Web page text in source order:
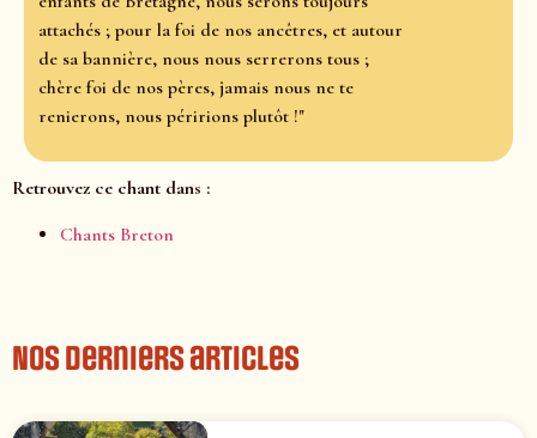
attachés ; pour la foi de nos ancêtres, et autour
de sa bannière, nous nous serrerons tous ;
chère foi de nos pères, jamais nous ne te
renierons, nous péririons plutôt !"
Retrouvez ce chant dans :
Chants Breton
Nos derniers articles